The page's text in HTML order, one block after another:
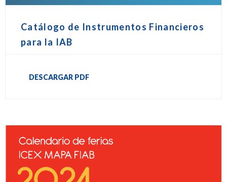
Catálogo de Instrumentos Financieros
para la IAB
DESCARGAR PDF